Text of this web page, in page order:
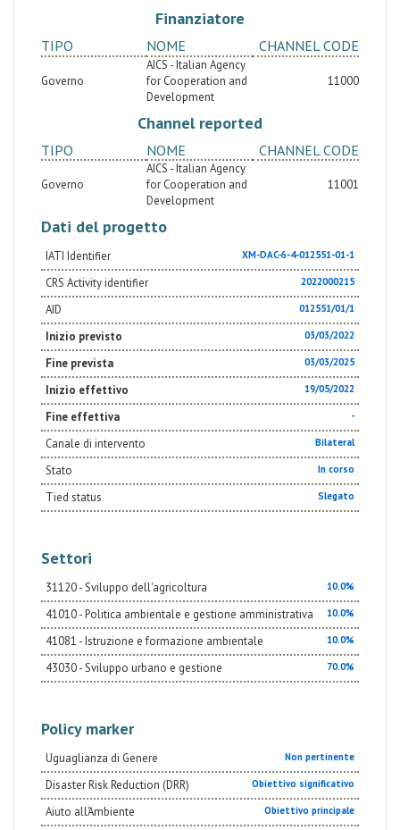
Finanziatore
TIPO NOME CHANNEL CODE
Governo
AICS - Italian Agency
for Cooperation and
Development
11000
Channel reported
TIPO NOME CHANNEL CODE
Governo
AICS - Italian Agency
for Cooperation and
Development
11001
Dati del progetto
IATI Identifier XM-DAC-6-4-012551-01-1
CRS Activity identifier 2022000215
AID 012551/01/1
Inizio previsto 03/03/2022
Fine prevista 03/03/2025
Inizio effettivo 19/05/2022
Fine effettiva -
Canale di intervento Bilateral
Stato In corso
Tied status Slegato
Settori
31120 - Sviluppo dell'agricoltura 10.0%
41010 - Politica ambientale e gestione amministrativa 10.0%
41081 - Istruzione e formazione ambientale 10.0%
43030 - Sviluppo urbano e gestione 70.0%
Policy marker
Uguaglianza di Genere Non pertinente
Disaster Risk Reduction (DRR) Obiettivo significativo
Aiuto all’Ambiente Obiettivo principale